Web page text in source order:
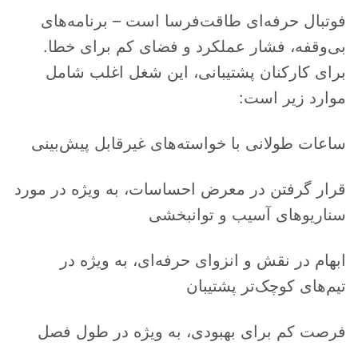
فوتبال حرفه‌ای طاقت‌فرسا است – برنامه‌های
بی‌وقفه، فشار عملکرد و فضای کم برای خطا.
برای کارکنان پشتیبانی، این شغل اغلب شامل
موارد زیر است:
ساعات طولانی با خواسته‌های غیرقابل پیش‌بینی
قرار گرفتن در معرض احساسات، به ویژه در مورد
سناریوهای آسیب و توانبخشی
ابهام در نقش و انزوای حرفه‌ای، به ویژه در
تیم‌های کوچک‌تر پشتیبان
فرصت کم برای بهبودی، به ویژه در طول فصل